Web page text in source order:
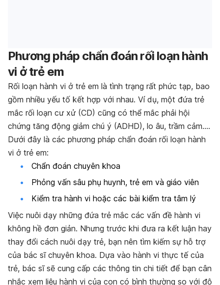
Phương pháp chẩn đoán rối loạn hành
vi ở trẻ em
Rối loạn hành vi ở trẻ em là tình trạng rất phức tạp, bao
gồm nhiều yếu tố kết hợp với nhau. Ví dụ, một đứa trẻ
mắc rối loạn cư xử (CD) cũng có thể mắc phải hội
chứng tăng động giảm chú ý (ADHD), lo âu, trầm cảm….
Dưới đây là các phương pháp chẩn đoán rối loạn hành
vi ở trẻ em:
Chẩn đoán chuyên khoa
Phỏng vấn sâu phụ huynh, trẻ em và giáo viên
Kiểm tra hành vi hoặc các bài kiểm tra tâm lý
Việc nuôi dạy những đứa trẻ mắc các vấn đề hành vi
không hề đơn giản. Nhưng trước khi đưa ra kết luận hay
thay đổi cách nuôi dạy trẻ, bạn nên tìm kiếm sự hỗ trợ
của bác sĩ chuyên khoa. Dựa vào hành vi thực tế của
trẻ, bác sĩ sẽ cung cấp các thông tin chi tiết để bạn cân
nhắc xem liệu hành vi của con có bình thường so với độ